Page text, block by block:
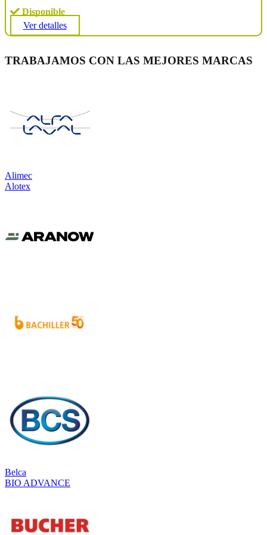
Disponible
Ver detalles
TRABAJAMOS CON LAS MEJORES MARCAS
Alimec
Alotex
Belca
BIO ADVANCE